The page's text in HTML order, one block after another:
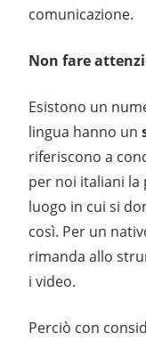
comunicazione.
Non fare
Esistono un
lingua hanno un
riferiscono a
per noi italiani la
luogo in cui si
così. Per un
rimanda allo
i video.
Perciò con